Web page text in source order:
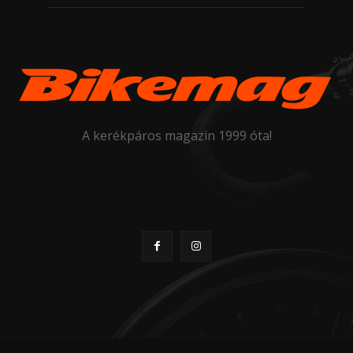
A kerékpáros magazin 1999 óta!